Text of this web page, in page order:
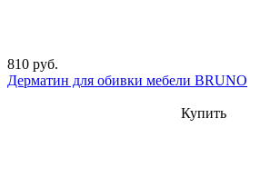
810 руб.
Дерматин для обивки мебели BRUNO
Купить